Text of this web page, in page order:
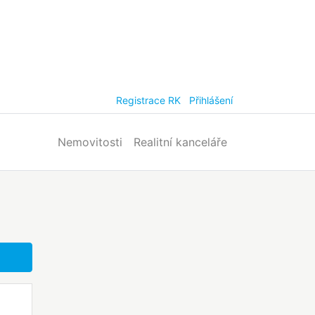
Registrace RK Přihlášení
Nemovitosti Realitní kanceláře